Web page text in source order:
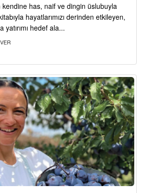
has, naif ve dingin üslubuyla
hayatlarımızı derinden etkileyen,
hedef ala...